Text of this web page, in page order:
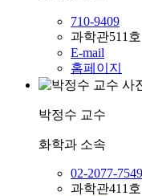
710-9409
과학관511호
E-mail
홈페이지
박정수 교수
화학과 소속
02-2077-7549
과학관411호